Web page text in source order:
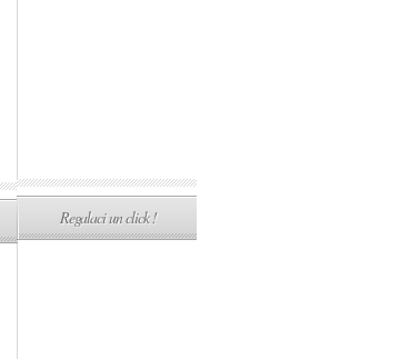
Regalaci un click !